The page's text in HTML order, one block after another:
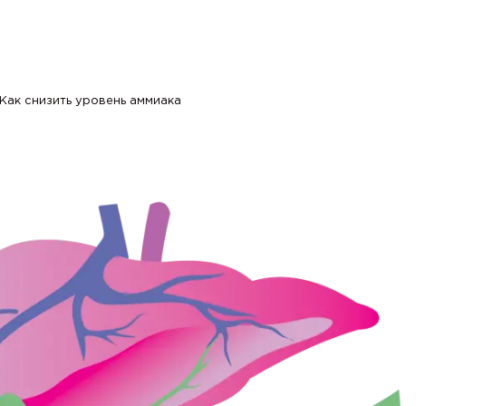
Как снизить уровень аммиака